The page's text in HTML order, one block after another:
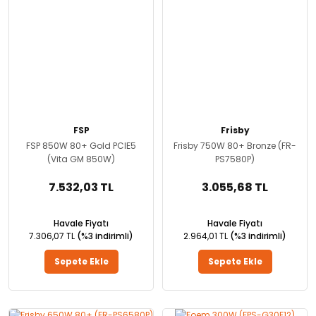
FSP
FSP 850W 80+ Gold PCIE5
(Vita GM 850W)
7.532,03 TL
Havale Fiyatı
7.306,07 TL (%3 indirimli)
Sepete Ekle
Frisby
Frisby 750W 80+ Bronze (FR-
PS7580P)
3.055,68 TL
Havale Fiyatı
2.964,01 TL (%3 indirimli)
Sepete Ekle